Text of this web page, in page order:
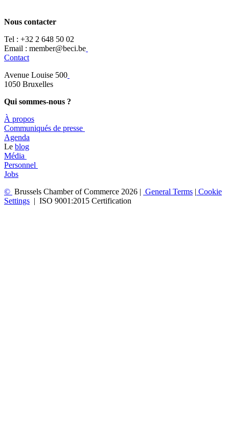
Nous contacter
Tel : +32 2 648 50 02​
​​Email : member@beci.be
Contact
Avenue Louise 500
​1050 Bruxelles
Qui sommes-nous ?
À propos
​​Communiqués de presse
​Agenda
​​Le blog
​Média
Personnel
Jobs
© Brussels Chamber of Commerce 2026 | General Terms | Cookie
Settings | ISO 9001:2015 Certification